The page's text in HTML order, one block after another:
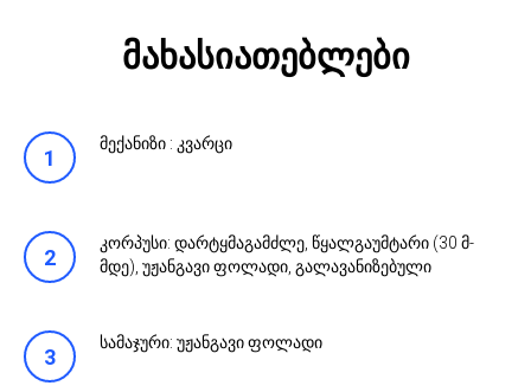
მახასიათებლები
მექანიზი : კვარცი
კორპუსი: დარტყმაგამძლე, წყალგაუმტარი (30 მ-
მდე), უჟანგავი ფოლადი, გალავანიზებული
სამაჯური: უჟანგავი ფოლადი